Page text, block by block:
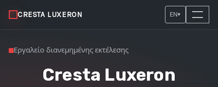
CRESTA LUXERON EN▾
Εργαλείο διανεμημένης εκτέλεσης
Cresta Luxeron